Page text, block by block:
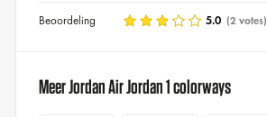
Beoordeling 5.0 (2 votes)
Meer Jordan Air Jordan 1 colorways